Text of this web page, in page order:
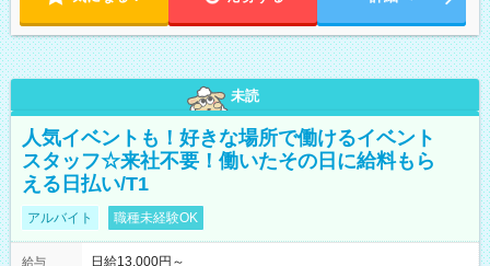
未読
人気イベントも！好きな場所で働けるイベント
スタッフ☆来社不要！働いたその日に給料もら
える日払い/T1
アルバイト 職種未経験OK
給与
日給13,000円～